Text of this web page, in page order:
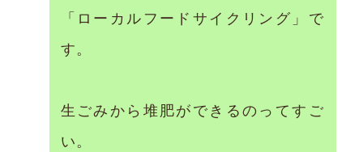
「ローカルフードサイクリング」で
す。
生ごみから堆肥ができるのってすご
い。